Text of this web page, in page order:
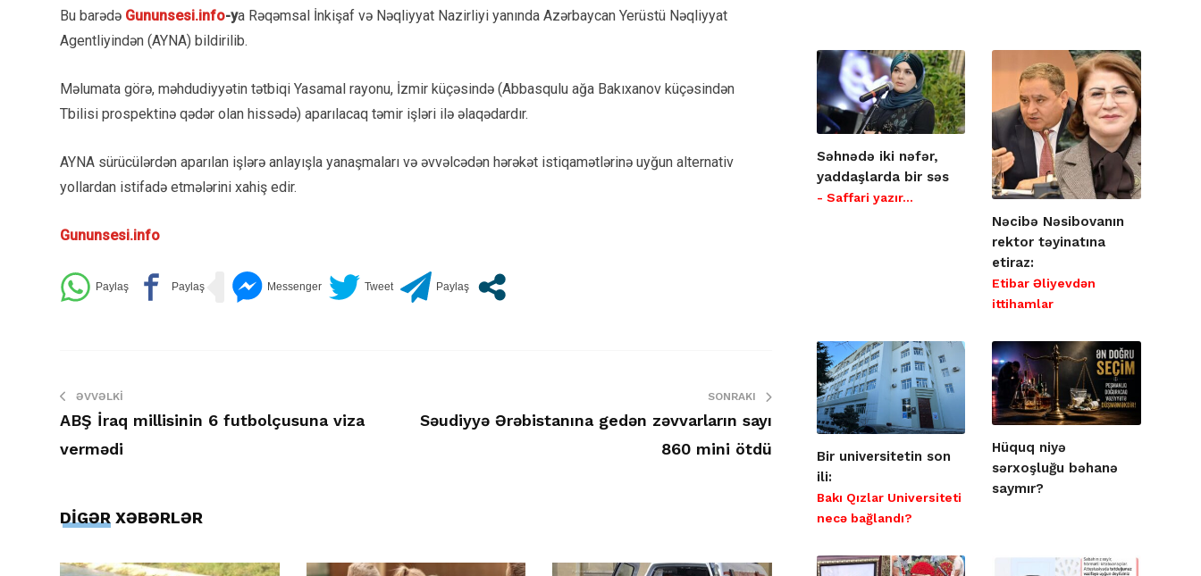
Bu barədə Gununsesi.info-ya Rəqəmsal İnkişaf və Nəqliyyat Nazirliyi yanında Azərbaycan Yerüstü Nəqliyyat
Agentliyindən (AYNA) bildirilib.
Məlumata görə, məhdudiyyətin tətbiqi Yasamal rayonu, İzmir küçəsində (Abbasqulu ağa Bakıxanov küçəsindən
Tbilisi prospektinə qədər olan hissədə) aparılacaq təmir işləri ilə əlaqədardır.
AYNA sürücülərdən aparılan işlərə anlayışla yanaşmaları və əvvəlcədən hərəkət istiqamətlərinə uyğun alternativ
yollardan istifadə etmələrini xahiş edir.
Gununsesi.info
ƏVVƏLKI
ABŞ İraq millisinin 6 futbolçusuna viza
vermədi
SONRAKI
Səudiyyə Ərəbistanına gedən zəvvarların sayı
860 mini ötdü
DİGƏR XƏBƏRLƏR
Səhnədə iki nəfər,
yaddaşlarda bir səs
- Saffari yazır…
Nəcibə Nəsibovanın
rektor təyinatına
etiraz:
Etibar Əliyevdən
ittihamlar
Bir universitetin son
ili:
Bakı Qızlar Universiteti
necə bağlandı?
Hüquq niyə
sərxoşluğu bəhanə
saymır?